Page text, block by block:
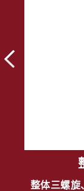
整体三螺旋